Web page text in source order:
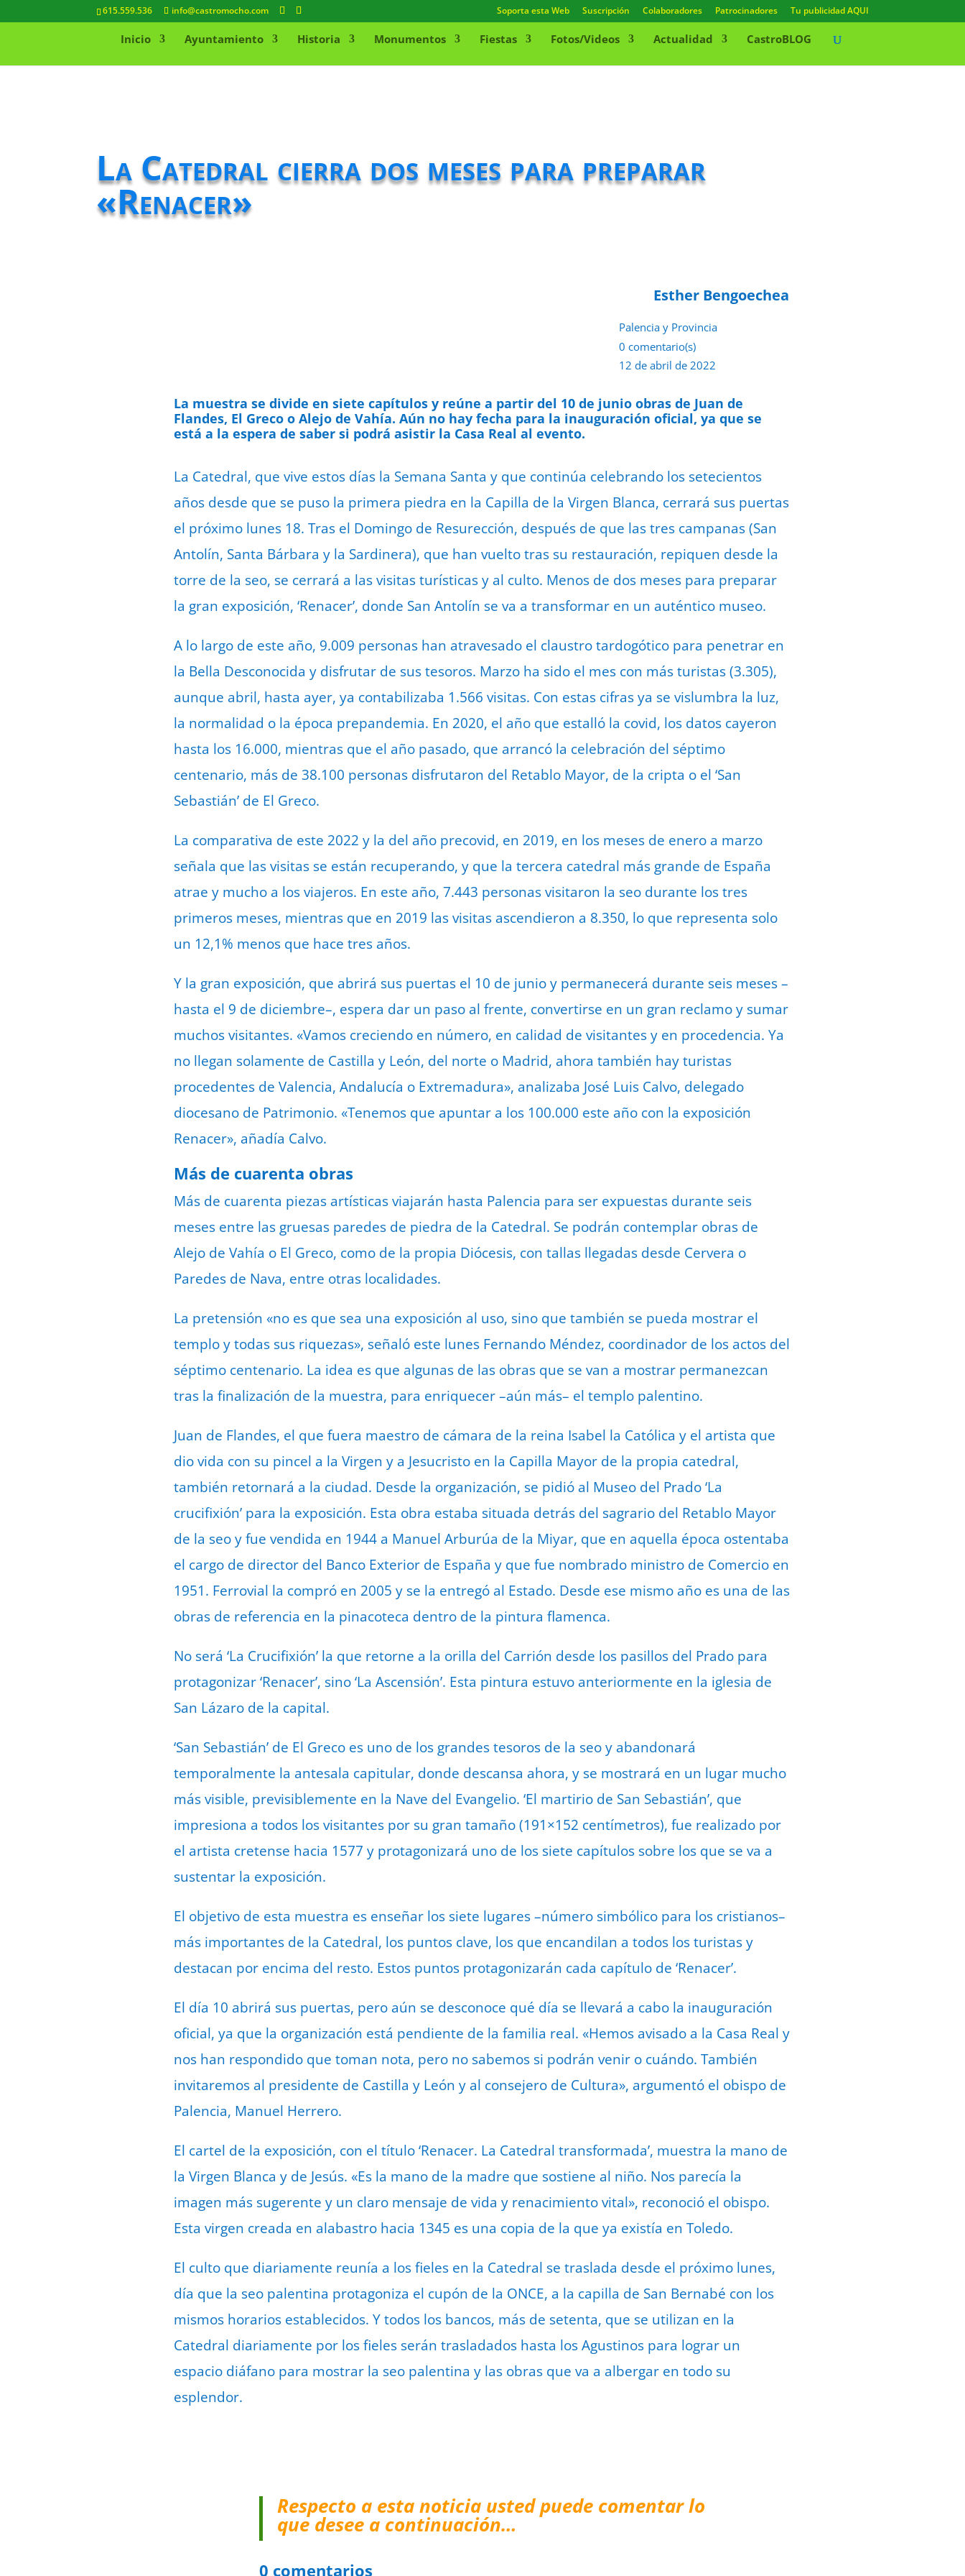
615.559.536 info@castromocho.com Soporta esta Web Suscripción Colaboradores Patrocinadores Tu publicidad AQUI
Inicio Ayuntamiento Historia Monumentos Fiestas Fotos/Videos Actualidad CastroBLOG
La Catedral cierra dos meses para preparar
«Renacer»
Esther Bengoechea
Palencia y Provincia
0 comentario(s)
12 de abril de 2022
La muestra se divide en siete capítulos y reúne a partir del 10 de junio obras de Juan de
Flandes, El Greco o Alejo de Vahía. Aún no hay fecha para la inauguración oficial, ya que se
está a la espera de saber si podrá asistir la Casa Real al evento.
La Catedral, que vive estos días la Semana Santa y que continúa celebrando los setecientos
años desde que se puso la primera piedra en la Capilla de la Virgen Blanca, cerrará sus puertas
el próximo lunes 18. Tras el Domingo de Resurección, después de que las tres campanas (San
Antolín, Santa Bárbara y la Sardinera), que han vuelto tras su restauración, repiquen desde la
torre de la seo, se cerrará a las visitas turísticas y al culto. Menos de dos meses para preparar
la gran exposición, ‘Renacer’, donde San Antolín se va a transformar en un auténtico museo.
A lo largo de este año, 9.009 personas han atravesado el claustro tardogótico para penetrar en
la Bella Desconocida y disfrutar de sus tesoros. Marzo ha sido el mes con más turistas (3.305),
aunque abril, hasta ayer, ya contabilizaba 1.566 visitas. Con estas cifras ya se vislumbra la luz,
la normalidad o la época prepandemia. En 2020, el año que estalló la covid, los datos cayeron
hasta los 16.000, mientras que el año pasado, que arrancó la celebración del séptimo
centenario, más de 38.100 personas disfrutaron del Retablo Mayor, de la cripta o el ‘San
Sebastián’ de El Greco.
La comparativa de este 2022 y la del año precovid, en 2019, en los meses de enero a marzo
señala que las visitas se están recuperando, y que la tercera catedral más grande de España
atrae y mucho a los viajeros. En este año, 7.443 personas visitaron la seo durante los tres
primeros meses, mientras que en 2019 las visitas ascendieron a 8.350, lo que representa solo
un 12,1% menos que hace tres años.
Y la gran exposición, que abrirá sus puertas el 10 de junio y permanecerá durante seis meses –
hasta el 9 de diciembre–, espera dar un paso al frente, convertirse en un gran reclamo y sumar
muchos visitantes. «Vamos creciendo en número, en calidad de visitantes y en procedencia. Ya
no llegan solamente de Castilla y León, del norte o Madrid, ahora también hay turistas
procedentes de Valencia, Andalucía o Extremadura», analizaba José Luis Calvo, delegado
diocesano de Patrimonio. «Tenemos que apuntar a los 100.000 este año con la exposición
Renacer», añadía Calvo.
Más de cuarenta obras
Más de cuarenta piezas artísticas viajarán hasta Palencia para ser expuestas durante seis
meses entre las gruesas paredes de piedra de la Catedral. Se podrán contemplar obras de
Alejo de Vahía o El Greco, como de la propia Diócesis, con tallas llegadas desde Cervera o
Paredes de Nava, entre otras localidades.
La pretensión «no es que sea una exposición al uso, sino que también se pueda mostrar el
templo y todas sus riquezas», señaló este lunes Fernando Méndez, coordinador de los actos del
séptimo centenario. La idea es que algunas de las obras que se van a mostrar permanezcan
tras la finalización de la muestra, para enriquecer –aún más– el templo palentino.
Juan de Flandes, el que fuera maestro de cámara de la reina Isabel la Católica y el artista que
dio vida con su pincel a la Virgen y a Jesucristo en la Capilla Mayor de la propia catedral,
también retornará a la ciudad. Desde la organización, se pidió al Museo del Prado ‘La
crucifixión’ para la exposición. Esta obra estaba situada detrás del sagrario del Retablo Mayor
de la seo y fue vendida en 1944 a Manuel Arburúa de la Miyar, que en aquella época ostentaba
el cargo de director del Banco Exterior de España y que fue nombrado ministro de Comercio en
1951. Ferrovial la compró en 2005 y se la entregó al Estado. Desde ese mismo año es una de las
obras de referencia en la pinacoteca dentro de la pintura flamenca.
No será ‘La Crucifixión’ la que retorne a la orilla del Carrión desde los pasillos del Prado para
protagonizar ‘Renacer’, sino ‘La Ascensión’. Esta pintura estuvo anteriormente en la iglesia de
San Lázaro de la capital.
‘San Sebastián’ de El Greco es uno de los grandes tesoros de la seo y abandonará
temporalmente la antesala capitular, donde descansa ahora, y se mostrará en un lugar mucho
más visible, previsiblemente en la Nave del Evangelio. ‘El martirio de San Sebastián’, que
impresiona a todos los visitantes por su gran tamaño (191×152 centímetros), fue realizado por
el artista cretense hacia 1577 y protagonizará uno de los siete capítulos sobre los que se va a
sustentar la exposición.
El objetivo de esta muestra es enseñar los siete lugares –número simbólico para los cristianos–
más importantes de la Catedral, los puntos clave, los que encandilan a todos los turistas y
destacan por encima del resto. Estos puntos protagonizarán cada capítulo de ‘Renacer’.
El día 10 abrirá sus puertas, pero aún se desconoce qué día se llevará a cabo la inauguración
oficial, ya que la organización está pendiente de la familia real. «Hemos avisado a la Casa Real y
nos han respondido que toman nota, pero no sabemos si podrán venir o cuándo. También
invitaremos al presidente de Castilla y León y al consejero de Cultura», argumentó el obispo de
Palencia, Manuel Herrero.
El cartel de la exposición, con el título ‘Renacer. La Catedral transformada’, muestra la mano de
la Virgen Blanca y de Jesús. «Es la mano de la madre que sostiene al niño. Nos parecía la
imagen más sugerente y un claro mensaje de vida y renacimiento vital», reconoció el obispo.
Esta virgen creada en alabastro hacia 1345 es una copia de la que ya existía en Toledo.
El culto que diariamente reunía a los fieles en la Catedral se traslada desde el próximo lunes,
día que la seo palentina protagoniza el cupón de la ONCE, a la capilla de San Bernabé con los
mismos horarios establecidos. Y todos los bancos, más de setenta, que se utilizan en la
Catedral diariamente por los fieles serán trasladados hasta los Agustinos para lograr un
espacio diáfano para mostrar la seo palentina y las obras que va a albergar en todo su
esplendor.
Respecto a esta noticia usted puede comentar lo
que desee a continuación…
0 comentarios